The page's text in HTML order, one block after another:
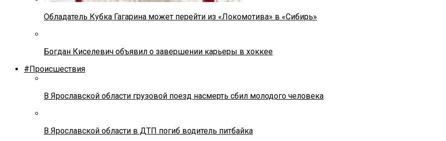
Обладатель Кубка Гагарина может перейти из «Локомотива» в «Сибирь»
Богдан Киселевич объявил о завершении карьеры в хоккее
#Происшествия
В Ярославской области грузовой поезд насмерть сбил молодого человека
В Ярославской области в ДТП погиб водитель питбайка